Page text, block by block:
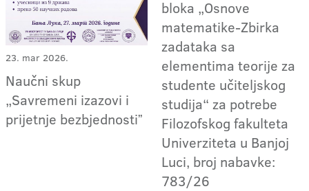
23. mar 2026.
Naučni skup
„Savremeni izazovi i
prijetnje bezbjednostiˮ
bloka „Osnove
matematike-Zbirka
zadataka sa
elementima teorije za
studente učiteljskog
studija“ za potrebe
Filozofskog fakulteta
Univerziteta u Banjoj
Luci, broj nabavke:
783/26